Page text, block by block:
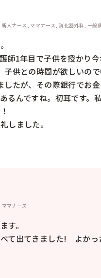
人ナース, ママナース, 消化器外科, 一般
師1年目で子供を授かり今
供との時間が欲しいので
したが、その際銀行でお
るんですね。初耳です。
しました。
マナース
す。
て出てきました!　よか